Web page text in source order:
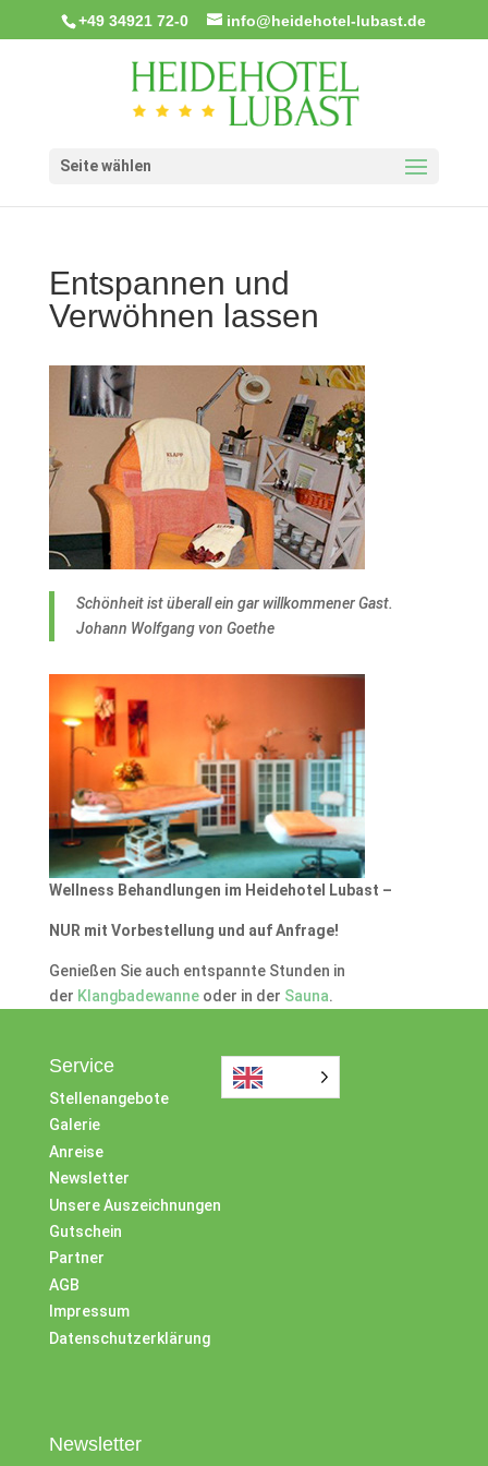
+49 34921 72-0 info@heidehotel-lubast.de
Seite wählen
Entspannen und
Verwöhnen lassen
Schönheit ist überall ein gar willkommener Gast.
Johann Wolfgang von Goethe
Wellness Behandlungen im Heidehotel Lubast –
NUR mit Vorbestellung und auf Anfrage!
Genießen Sie auch entspannte Stunden in
der Klangbadewanneoder in der Sauna.
Service
Stellenangebote
Galerie
Anreise
Newsletter
Unsere Auszeichnungen
Gutschein
Partner
AGB
Impressum
Datenschutzerklärung
Newsletter